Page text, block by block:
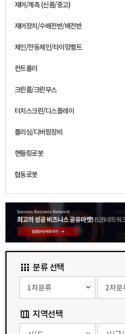
제어/계측 (신품/중고)
제어장치/수배전반/배전반
체인/전동체인/타이밍벨트
컨트롤러
크린룸/크린부스
터치스크린/디스플레이
폴리싱/디버링장비
핸들링로봇
협동로봇
분류 선택
지역선택